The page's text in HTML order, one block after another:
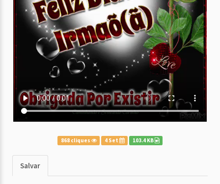
868 cliques 4 Set 103.4 KB
Salvar